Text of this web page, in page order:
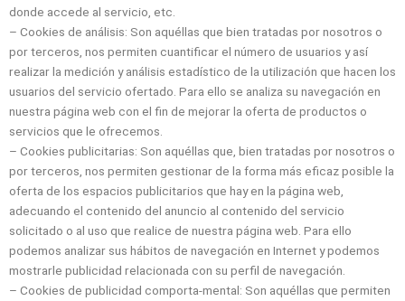
donde accede al servicio, etc.
– Cookies de análisis: Son aquéllas que bien tratadas por nosotros o
por terceros, nos permiten cuantificar el número de usuarios y así
realizar la medición y análisis estadístico de la utilización que hacen los
usuarios del servicio ofertado. Para ello se analiza su navegación en
nuestra página web con el fin de mejorar la oferta de productos o
servicios que le ofrecemos.
– Cookies publicitarias: Son aquéllas que, bien tratadas por nosotros o
por terceros, nos permiten gestionar de la forma más eficaz posible la
oferta de los espacios publicitarios que hay en la página web,
adecuando el contenido del anuncio al contenido del servicio
solicitado o al uso que realice de nuestra página web. Para ello
podemos analizar sus hábitos de navegación en Internet y podemos
mostrarle publicidad relacionada con su perfil de navegación.
– Cookies de publicidad comporta-mental: Son aquéllas que permiten